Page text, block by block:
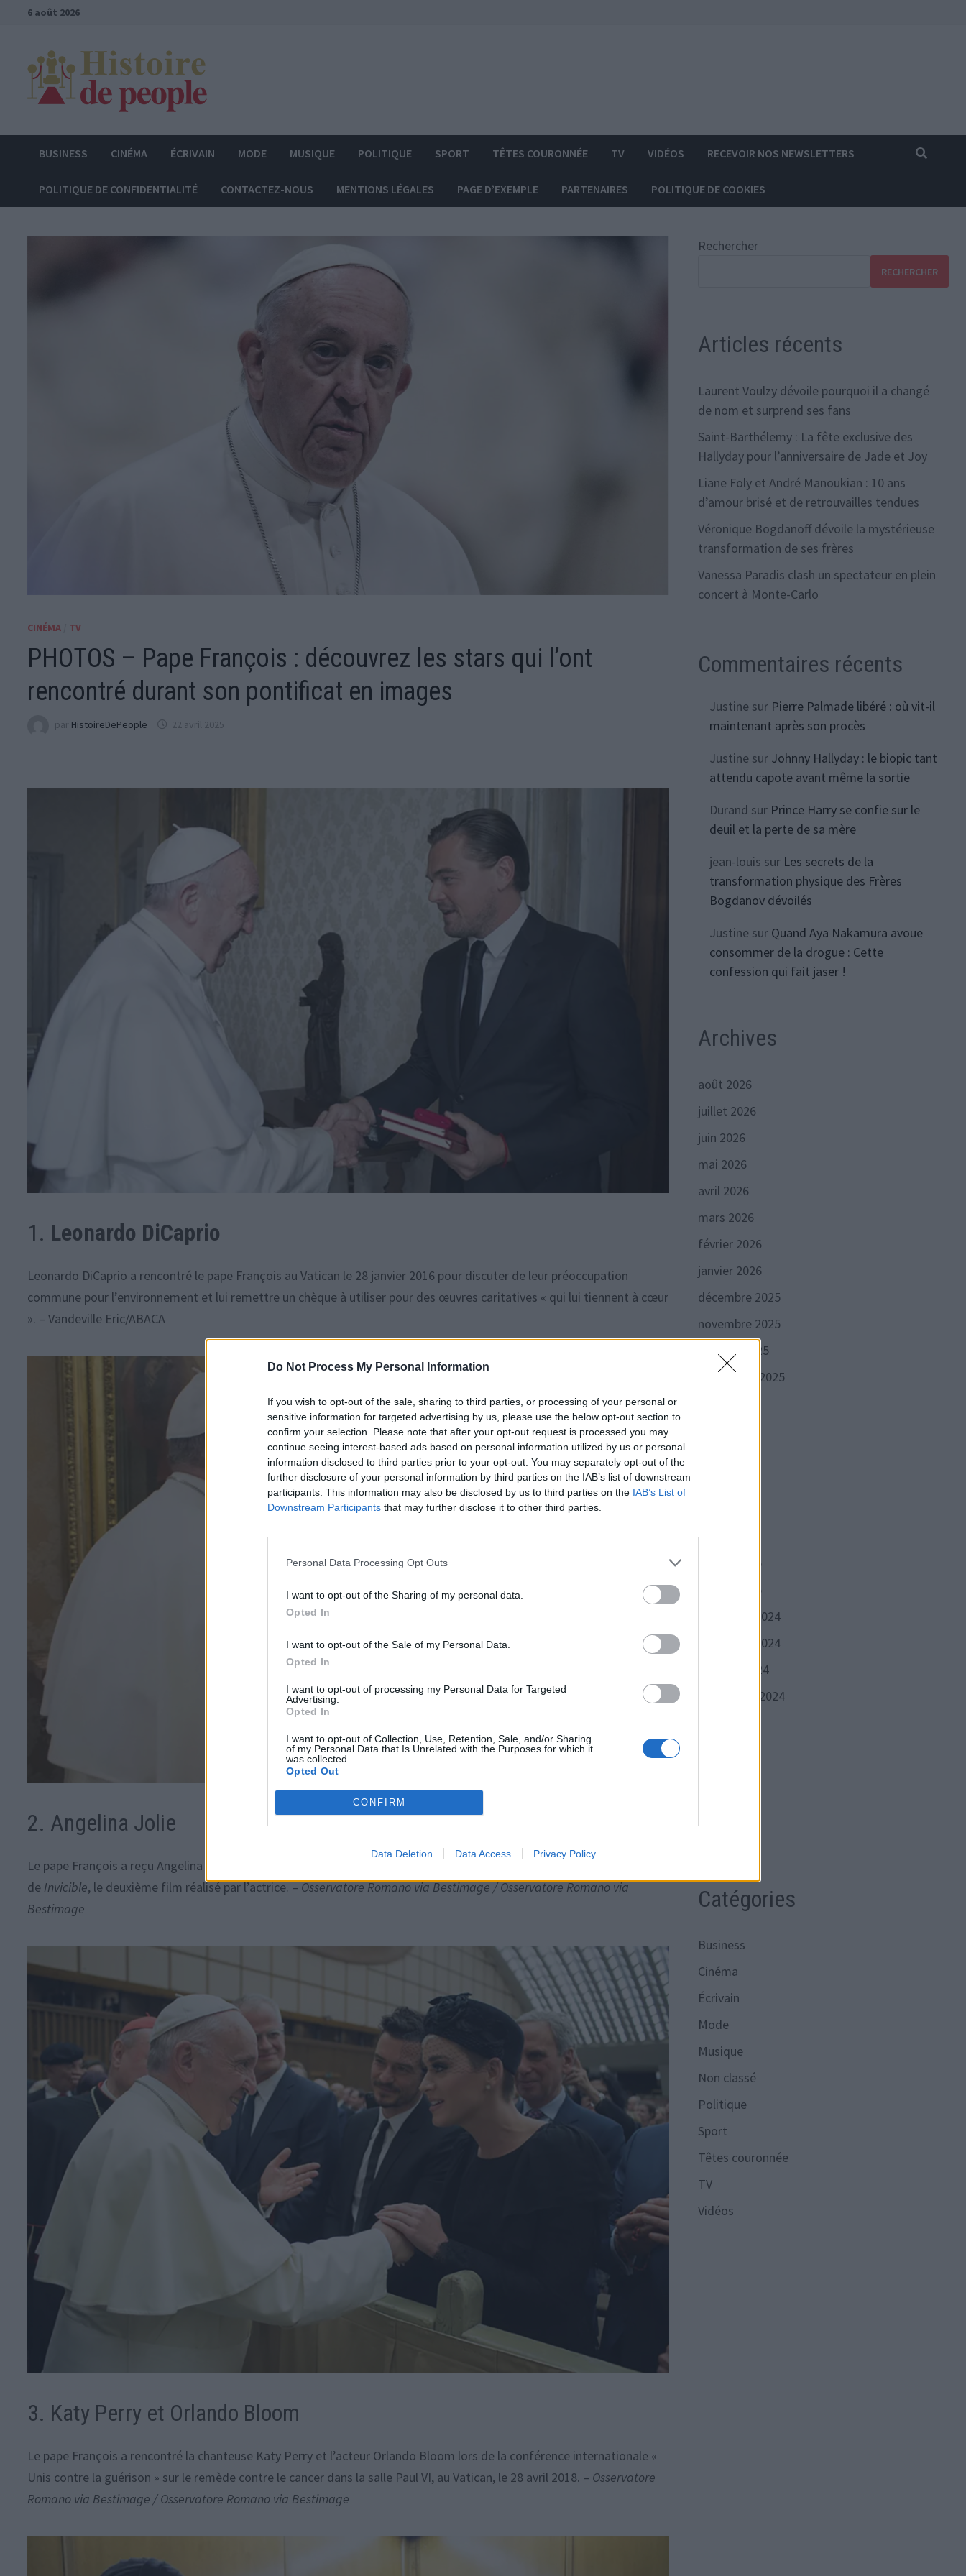
Do Not Process My Personal Information
If you wish to opt-out of the sale, sharing to third parties, or processing of your personal or
sensitive information for targeted advertising by us, please use the below opt-out section to
confirm your selection. Please note that after your opt-out request is processed you may
continue seeing interest-based ads based on personal information utilized by us or personal
information disclosed to third parties prior to your opt-out. You may separately opt-out of the
further disclosure of your personal information by third parties on the IAB’s list of downstream
participants. This information may also be disclosed by us to third parties on the IAB’s List of
Downstream Participants that may further disclose it to other third parties.
Personal Data Processing Opt Outs
I want to opt-out of the Sharing of my personal data.
Opted In
I want to opt-out of the Sale of my Personal Data.
Opted In
I want to opt-out of processing my Personal Data for Targeted
Advertising.
Opted In
I want to opt-out of Collection, Use, Retention, Sale, and/or Sharing
of my Personal Data that Is Unrelated with the Purposes for which it
was collected.
Opted Out
CONFIRM
Data Deletion Data Access Privacy Policy
Passer6 août 2026
BUSINESS CINÉMA ÉCRIVAIN MODE MUSIQUE POLITIQUE SPORT TÊTES COURONNÉE TV VIDÉOS RECEVOIR NOS NEWSLETTERS
POLITIQUE DE CONFIDENTIALITÉ CONTACTEZ-NOUS MENTIONS LÉGALES PAGE D’EXEMPLE PARTENAIRES POLITIQUE DE COOKIES
CINÉMA TV
PHOTOS – Pape François : découvrez les stars qui l’ont
rencontré durant son pontificat en images
par HistoireDePeople 22 avril 2025
1. Leonardo DiCaprio
Leonardo DiCaprio a rencontré le pape François au Vatican le 28 janvier 2016 pour discuter de leur préoccupation
commune pour l’environnement et lui remettre un chèque à utiliser pour des œuvres caritatives « qui lui tiennent à cœur
». – Vandeville Eric/ABACA
2. Angelina Jolie
Le pape François a reçu Angelina Jolie au Vatican lors d’une audience privée le 8 janvier 2015 après la projection
de Invicible, le deuxième film réalisé par l’actrice. –Osservatore Romano via Bestimage / Osservatore Romano via
Bestimage
3. Katy Perry et Orlando Bloom
Le pape François a rencontré la chanteuse Katy Perry et l’acteur Orlando Bloom lors de la conférence internationale «
Unis contre la guérison » sur le remède contre le cancer dans la salle Paul VI, au Vatican, le 28 avril 2018. – Osservatore
Romano via Bestimage / Osservatore Romano via Bestimage
Rechercher
RECHERCHER
Articles récents
Laurent Voulzy dévoile pourquoi il a changé
de nom et surprend ses fans
Saint-Barthélemy : La fête exclusive des
Hallyday pour l’anniversaire de Jade et Joy
Liane Foly et André Manoukian : 10 ans
d’amour brisé et de retrouvailles tendues
Véronique Bogdanoff dévoile la mystérieuse
transformation de ses frères
Vanessa Paradis clash un spectateur en plein
concert à Monte-Carlo
Commentaires récents
Justinesur Pierre Palmade libéré : où vit-il
maintenant après son procès
Justinesur Johnny Hallyday : le biopic tant
attendu capote avant même la sortie
Durand sur Prince Harry se confie sur le
deuil et la perte de sa mère
jean-louis sur Les secrets de la
transformation physique des Frères
Bogdanov dévoilés
Justinesur Quand Aya Nakamura avoue
consommer de la drogue : Cette
confession qui fait jaser !
Archives
août 2026
juillet 2026
juin 2026
mai 2026
avril 2026
mars 2026
février 2026
janvier 2026
décembre 2025
novembre 2025
octobre 2025
septembre 2025
mars 2025
février 2025
janvier 2025
décembre 2024
novembre 2024
octobre 2024
septembre 2024
mars 2024
Catégories
Business
Cinéma
Écrivain
Mode
Musique
Non classé
Politique
Sport
Têtes couronnée
TV
Vidéos